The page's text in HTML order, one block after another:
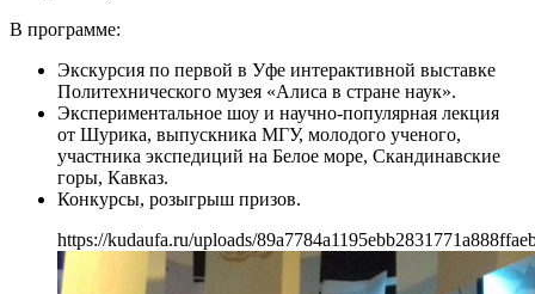
В программе:
Экскурсия по первой в Уфе интерактивной выставке
Политехнического музея «Алиса в стране наук».
Экспериментальное шоу и научно-популярная лекция
от Шурика, выпускника МГУ, молодого ученого,
участника экспедиций на Белое море, Скандинавские
горы, Кавказ.
Конкурсы, розыгрыш призов.
https://kudaufa.ru/uploads/